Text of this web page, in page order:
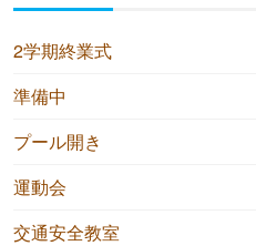
2学期終業式
準備中
プール開き
運動会
交通安全教室